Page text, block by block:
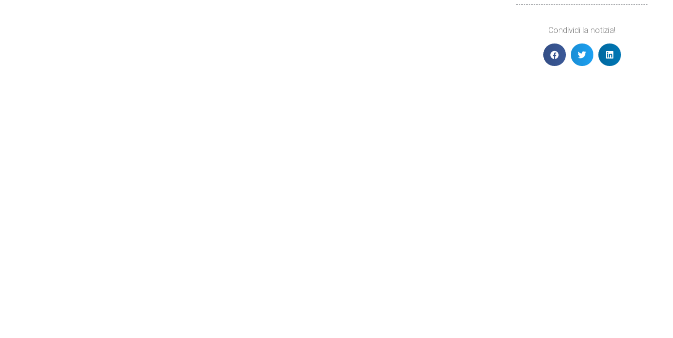
Condividi la notizia!